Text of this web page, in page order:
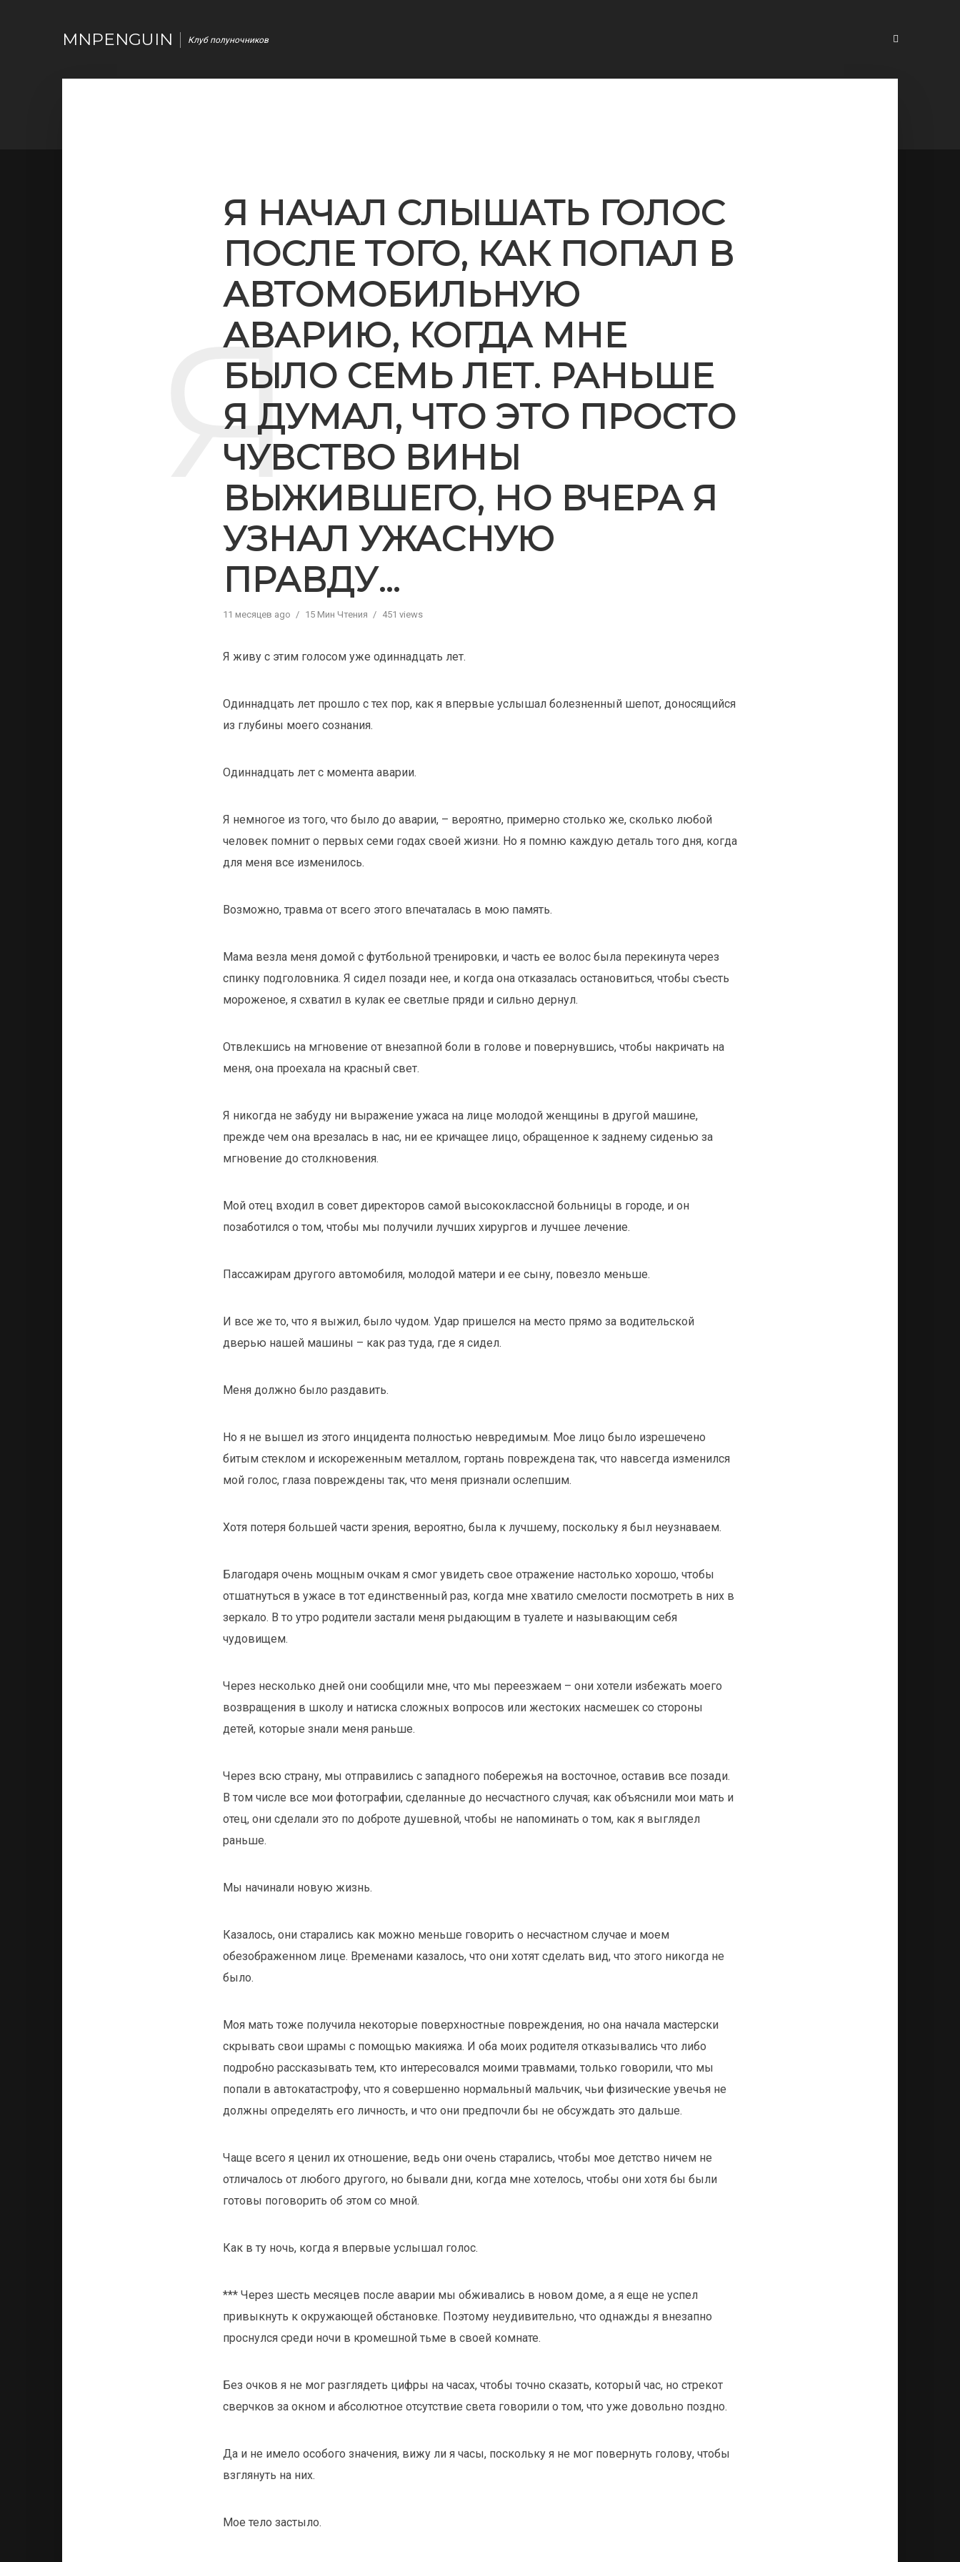
MNPENGUIN Клуб полуночников
Я НАЧАЛ СЛЫШАТЬ ГОЛОС
ПОСЛЕ ТОГО, КАК ПОПАЛ В
АВТОМОБИЛЬНУЮ
АВАРИЮ, КОГДА МНЕ
БЫЛО СЕМЬ ЛЕТ. РАНЬШЕ
Я ДУМАЛ, ЧТО ЭТО ПРОСТО
ЧУВСТВО ВИНЫ
ВЫЖИВШЕГО, НО ВЧЕРА Я
УЗНАЛ УЖАСНУЮ
ПРАВДУ…
11 месяцев ago 15 Мин Чтения 451 views
Я
Я живу с этим голосом уже одиннадцать лет.
Одиннадцать лет прошло с тех пор, как я впервые услышал болезненный шепот, доносящийся
из глубины моего сознания.
Одиннадцать лет с момента аварии.
Я немногое из того, что было до аварии, – вероятно, примерно столько же, сколько любой
человек помнит о первых семи годах своей жизни. Но я помню каждую деталь того дня, когда
для меня все изменилось.
Возможно, травма от всего этого впечаталась в мою память.
Мама везла меня домой с футбольной тренировки, и часть ее волос была перекинута через
спинку подголовника. Я сидел позади нее, и когда она отказалась остановиться, чтобы съесть
мороженое, я схватил в кулак ее светлые пряди и сильно дернул.
Отвлекшись на мгновение от внезапной боли в голове и повернувшись, чтобы накричать на
меня, она проехала на красный свет.
Я никогда не забуду ни выражение ужаса на лице молодой женщины в другой машине,
прежде чем она врезалась в нас, ни ее кричащее лицо, обращенное к заднему сиденью за
мгновение до столкновения.
Мой отец входил в совет директоров самой высококлассной больницы в городе, и он
позаботился о том, чтобы мы получили лучших хирургов и лучшее лечение.
Пассажирам другого автомобиля, молодой матери и ее сыну, повезло меньше.
И все же то, что я выжил, было чудом. Удар пришелся на место прямо за водительской
дверью нашей машины – как раз туда, где я сидел.
Меня должно было раздавить.
Но я не вышел из этого инцидента полностью невредимым. Мое лицо было изрешечено
битым стеклом и искореженным металлом, гортань повреждена так, что навсегда изменился
мой голос, глаза повреждены так, что меня признали ослепшим.
Хотя потеря большей части зрения, вероятно, была к лучшему, поскольку я был неузнаваем.
Благодаря очень мощным очкам я смог увидеть свое отражение настолько хорошо, чтобы
отшатнуться в ужасе в тот единственный раз, когда мне хватило смелости посмотреть в них в
зеркало. В то утро родители застали меня рыдающим в туалете и называющим себя
чудовищем.
Через несколько дней они сообщили мне, что мы переезжаем – они хотели избежать моего
возвращения в школу и натиска сложных вопросов или жестоких насмешек со стороны
детей, которые знали меня раньше.
Через всю страну, мы отправились с западного побережья на восточное, оставив все позади.
В том числе все мои фотографии, сделанные до несчастного случая; как объяснили мои мать и
отец, они сделали это по доброте душевной, чтобы не напоминать о том, как я выглядел
раньше.
Мы начинали новую жизнь.
Казалось, они старались как можно меньше говорить о несчастном случае и моем
обезображенном лице. Временами казалось, что они хотят сделать вид, что этого никогда не
было.
Моя мать тоже получила некоторые поверхностные повреждения, но она начала мастерски
скрывать свои шрамы с помощью макияжа. И оба моих родителя отказывались что либо
подробно рассказывать тем, кто интересовался моими травмами, только говорили, что мы
попали в автокатастрофу, что я совершенно нормальный мальчик, чьи физические увечья не
должны определять его личность, и что они предпочли бы не обсуждать это дальше.
Чаще всего я ценил их отношение, ведь они очень старались, чтобы мое детство ничем не
отличалось от любого другого, но бывали дни, когда мне хотелось, чтобы они хотя бы были
готовы поговорить об этом со мной.
Как в ту ночь, когда я впервые услышал голос.
*** Через шесть месяцев после аварии мы обживались в новом доме, а я еще не успел
привыкнуть к окружающей обстановке. Поэтому неудивительно, что однажды я внезапно
проснулся среди ночи в кромешной тьме в своей комнате.
Без очков я не мог разглядеть цифры на часах, чтобы точно сказать, который час, но стрекот
сверчков за окном и абсолютное отсутствие света говорили о том, что уже довольно поздно.
Да и не имело особого значения, вижу ли я часы, поскольку я не мог повернуть голову, чтобы
взглянуть на них.
Мое тело застыло.